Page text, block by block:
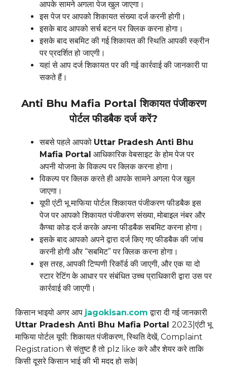
आपके सामने अगला पेज खुल जाएगा।
इस पेज पर आपको शिकायत संख्या दर्ज करनी होगी।
इसके बाद आपको सर्च बटन पर क्लिक करना होगा।
इसके बाद सबमिट की गई शिकायत की स्थिति आपकी स्क्रीन
पर प्रदर्शित हो जाएगी।
यहां से आप दर्ज शिकायत पर की गई कार्रवाई की जानकारी पा
सकते हैं।
Anti Bhu Mafia Portal शिकायत पंजीकरण
पोर्टल फीडबैक दर्ज करें?
सबसे पहले आपको Uttar Pradesh Anti Bhu
Mafia Portal आधिकारिक वेबसाइट के होम पेज पर
अपनी योजना के विकल्प पर क्लिक करना होगा।
विकल्प पर क्लिक करते ही आपके सामने अगला पेज खुल
जाएगा।
यूपी एंटी भू माफिया पोर्टल शिकायत पंजीकरण फीडबैक इस
पेज पर आपको शिकायत पंजीकरण संख्या, मोबाइल नंबर और
कैप्चा कोड दर्ज करके अपना फीडबैक सबमिट करना होगा।
इसके बाद आपको अपने द्वारा दर्ज किए गए फीडबैक की जांच
करनी होगी और “सबमिट” पर क्लिक करना होगा।
इस तरह, आपकी टिप्पणी रिकॉर्ड की जाएगी, और एक या दो
स्टार रेटिंग के आधार पर संबंधित उच्च प्राधिकारी द्वारा उस पर
कार्रवाई की जाएगी।
किसान भाइयो अगर आप jagokisan.com द्वारा दी गई जानकारी
Uttar Pradesh Anti Bhu Mafia Portal 2023|एंटी भू
माफिया पोर्टल यूपी: शिकायत पंजीकरण, स्थिति देखें, Complaint
Registration से संतुष्ट है तो plz like करे और शेयर करे ताकि
किसी दूसरे किसान भाई की भी मदद हो सके|